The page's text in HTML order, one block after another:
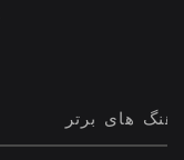
آهنگ های برتر